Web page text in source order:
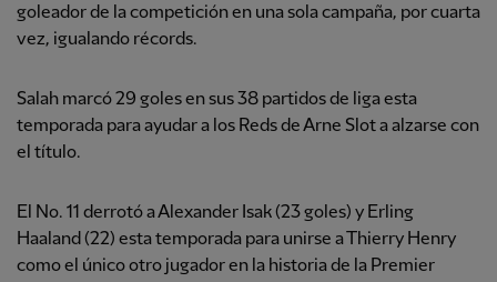
goleador de la competición en una sola campaña, por cuarta
vez, igualando récords.
Salah marcó 29 goles en sus 38 partidos de liga esta
temporada para ayudar a los Reds de Arne Slot a alzarse con
el título.
El No. 11 derrotó a Alexander Isak (23 goles) y Erling
Haaland (22) esta temporada para unirse a Thierry Henry
como el único otro jugador en la historia de la Premier